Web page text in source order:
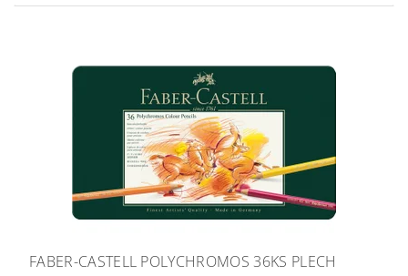
FABER-CASTELL POLYCHROMOS 36KS PLECH